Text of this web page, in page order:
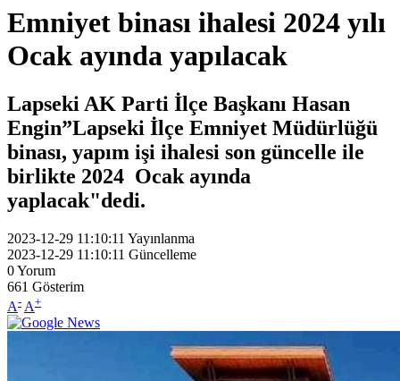
Emniyet binası ihalesi 2024 yılı
Ocak ayında yapılacak
Lapseki AK Parti İlçe Başkanı Hasan
Engin”Lapseki İlçe Emniyet Müdürlüğü
binası, yapım işi ihalesi son güncelle ile
birlikte 2024 Ocak ayında
yaplacak"dedi.
2023-12-29 11:10:11 Yayınlanma
2023-12-29 11:10:11 Güncelleme
0Yorum
661 Gösterim
A- A+